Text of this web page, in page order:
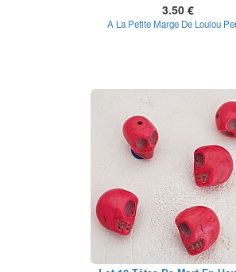
3.50 €
A La Petite Marge De Loulou